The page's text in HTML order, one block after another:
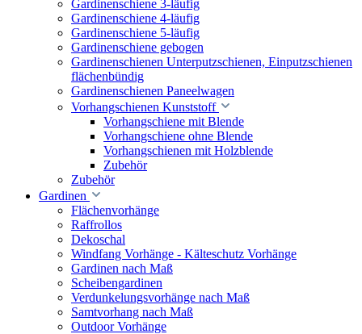
Gardinenschiene 3-läufig
Gardinenschiene 4-läufig
Gardinenschiene 5-läufig
Gardinenschiene gebogen
Gardinenschienen Unterputzschienen, Einputzschienen
flächenbündig
Gardinenschienen Paneelwagen
Vorhangschienen Kunststoff
Vorhangschiene mit Blende
Vorhangschiene ohne Blende
Vorhangschienen mit Holzblende
Zubehör
Zubehör
Gardinen
Flächenvorhänge
Raffrollos
Dekoschal
Windfang Vorhänge - Kälteschutz Vorhänge
Gardinen nach Maß
Scheibengardinen
Verdunkelungsvorhänge nach Maß
Samtvorhang nach Maß
Outdoor Vorhänge